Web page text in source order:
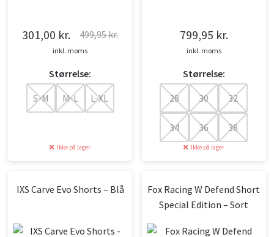
499,95kr.
Den
pris
var:
499,95 kr..
301,00 kr.
Den
pris
er:
301,00 kr..
inkl. moms
Størrelse:
S-M
M-L L-XL
Ikke på lager
799,95 kr.
inkl. moms
Størrelse:
28
30 32
34 36 38
Ikke på lager
IXS Carve Evo Shorts – Blå
Fox Racing W Defend Short
Special Edition – Sort